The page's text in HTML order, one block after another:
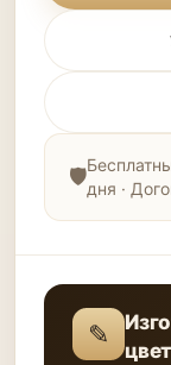
дня ·
✎
цвет